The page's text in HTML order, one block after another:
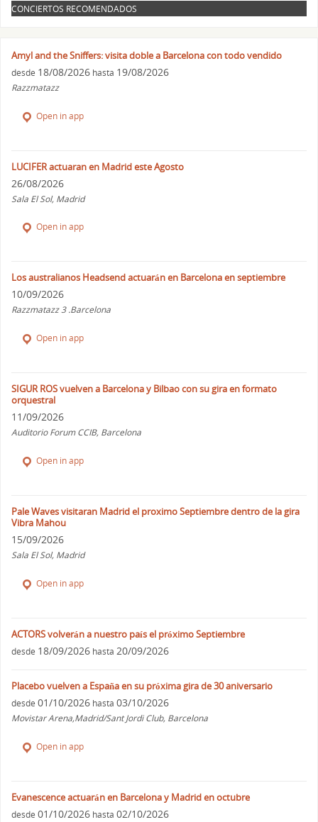
CONCIERTOS RECOMENDADOS
Amyl and the Sniffers: visita doble a Barcelona con todo vendido
desde 18/08/2026 hasta 19/08/2026
Razzmatazz
Open in app
LUCIFER actuaran en Madrid este Agosto
26/08/2026
Sala El Sol, Madrid
Open in app
Los australianos Headsend actuarán en Barcelona en septiembre
10/09/2026
Razzmatazz 3 .Barcelona
Open in app
SIGUR ROS vuelven a Barcelona y Bilbao con su gira en formato
orquestral
11/09/2026
Auditorio Forum CCIB, Barcelona
Open in app
Pale Waves visitaran Madrid el proximo Septiembre dentro de la gira
Vibra Mahou
15/09/2026
Sala El Sol, Madrid
Open in app
ACTORS volverán a nuestro país el próximo Septiembre
desde 18/09/2026 hasta 20/09/2026
Placebo vuelven a España en su próxima gira de 30 aniversario
desde 01/10/2026 hasta 03/10/2026
Movistar Arena,Madrid/Sant Jordi Club, Barcelona
Open in app
Evanescence actuarán en Barcelona y Madrid en octubre
desde 01/10/2026 hasta 02/10/2026